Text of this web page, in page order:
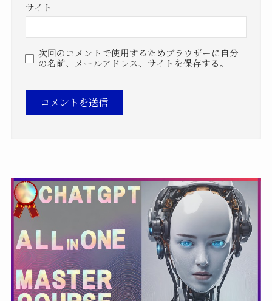
サイト
次回のコメントで使用するためブラウザーに自分
の名前、メールアドレス、サイトを保存する。